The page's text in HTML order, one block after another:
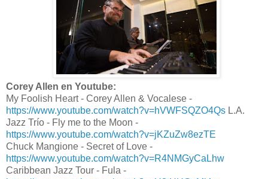
Corey Allen en Youtube:
My Foolish Heart - Corey Allen & Vocalese -
https://www.youtube.com/watch?v=hVWFSQZO4Qs L.A.
Jazz Trío - Fly me to the Moon -
https://www.youtube.com/watch?v=jKZuZw8ezTE
Chuck Mangione - Secret of Love -
https://www.youtube.com/watch?v=R4NMGyCaLhw
Caribbean Jazz Tour - Fula -